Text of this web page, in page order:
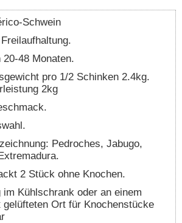
Schwein
48 Monaten.
pro 1/2 Schinken 2.4kg.
2kg
Pedroches, Jabugo,
2 Stück ohne Knochen.
im Kühlschrank oder an einem
gelüfteten Ort für Knochenstücke